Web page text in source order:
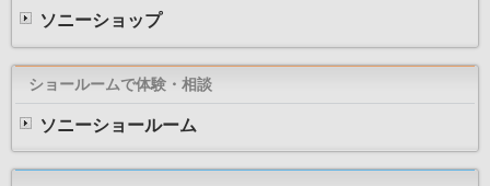
ソニーショップ
ショールームで体験・相談
ソニーショールーム